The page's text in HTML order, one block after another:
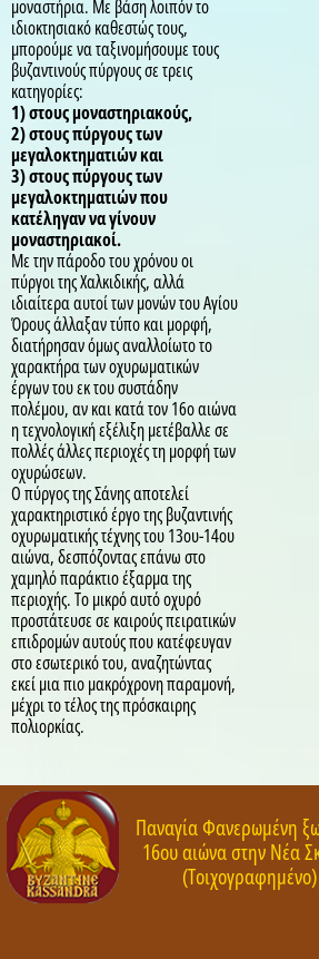
μοναστήρια. Με βάση λοιπόν το
ιδιοκτησιακό καθεστώς τους,
μπορούμε να ταξινομήσουμε τους
βυζαντινούς πύργους σε τρεις
κατηγορίες:
1) στους μοναστηριακούς,
2) στους πύργους των
μεγαλοκτηματιών και
3) στους πύργους των
μεγαλοκτηματιών που
κατέληγαν να γίνουν
μοναστηριακοί.
Με την πάροδο του χρόνου οι
πύργοι της Χαλκιδικής, αλλά
ιδιαίτερα αυτοί των μονών του Αγίου
Όρους άλλαξαν τύπο και μορφή,
διατήρησαν όμως αναλλοίωτο το
χαρακτήρα των οχυρωματικών
έργων του εκ του συστάδην
πολέμου, αν και κατά τον 16ο αιώνα
η τεχνολογική εξέλιξη μετέβαλλε σε
πολλές άλλες περιοχές τη μορφή των
οχυρώσεων.
Ο πύργος της Σάνης αποτελεί
χαρακτηριστικό έργο της βυζαντινής
οχυρωματικής τέχνης του 13ου-14ου
αιώνα, δεσπόζοντας επάνω στο
χαμηλό παράκτιο έξαρμα της
περιοχής. Το μικρό αυτό οχυρό
προστάτευσε σε καιρούς πειρατικών
επιδρομών αυτούς που κατέφευγαν
στο εσωτερικό του, αναζητώντας
εκεί μια πιο μακρόχρονη παραμονή,
μέχρι το τέλος της πρόσκαιρης
πολιορκίας.
Παναγία Φανερωμένη
16ου αιώνα στην Νέα
(Τοιχογραφημένο)